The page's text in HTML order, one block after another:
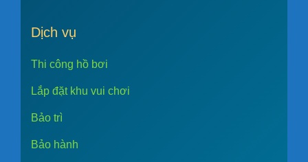
Dịch vụ
Thi công hồ bơi
Lắp đặt khu vui chơi
Bảo trì
Bảo hành